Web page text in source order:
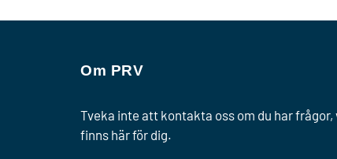
Om PRV
Tveka inte att kontakta oss om du har frågor,
finns här för dig.